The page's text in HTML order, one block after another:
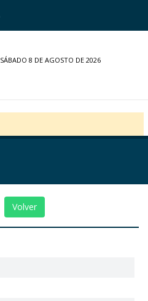
SÁBADO 8 DE AGOSTO DE 2026
Volver